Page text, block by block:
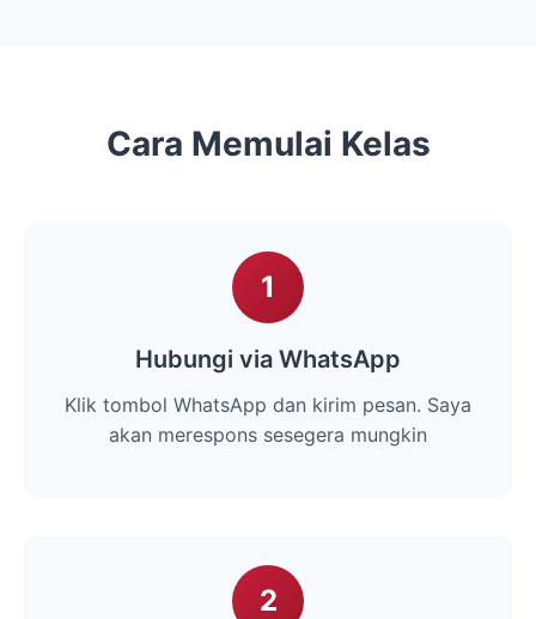
Cara Memulai Kelas
1
Hubungi via WhatsApp
Klik tombol WhatsApp dan kirim pesan. Saya
akan merespons sesegera mungkin
2